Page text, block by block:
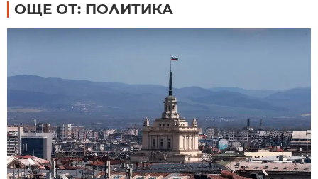
ОЩЕ ОТ: ПОЛИТИКА